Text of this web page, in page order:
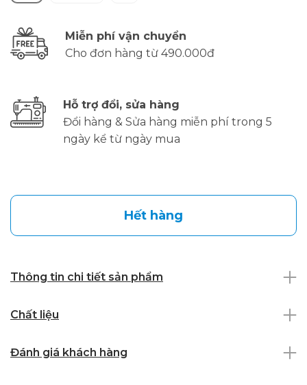
Miễn phí vận chuyển
Cho đơn hàng từ 490.000đ
Hỗ trợ đổi, sửa hàng
Đổi hàng & Sửa hàng miễn phí trong 5
ngày kể từ ngày mua
Hết hàng
Thông tin chi tiết sản phẩm
Chất liệu
Đánh giá khách hàng